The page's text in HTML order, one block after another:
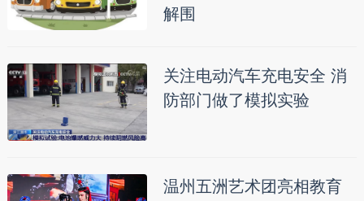
解围
关注电动汽车充电安全 消
防部门做了模拟实验
温州五洲艺术团亮相教育